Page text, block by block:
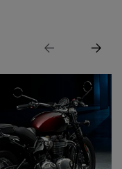
Vorige